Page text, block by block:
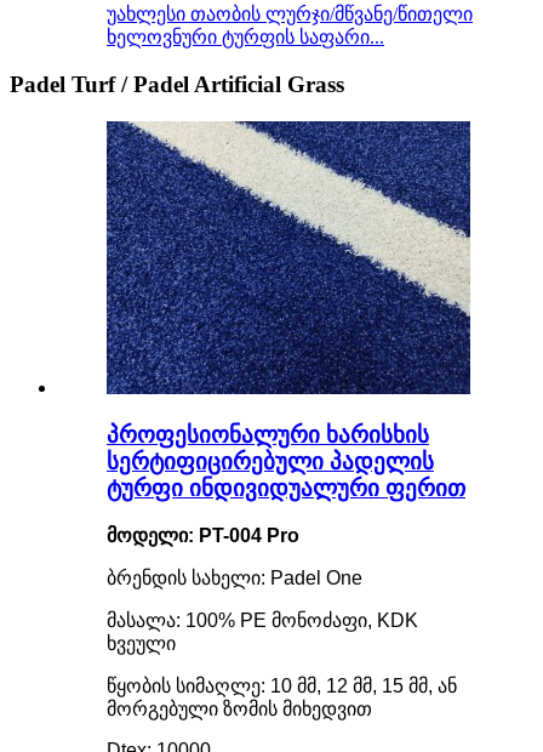
უახლესი თაობის ლურჯი/მწვანე/წითელი
ხელოვნური ტურფის საფარი...
Padel Turf / Padel Artificial Grass
პროფესიონალური ხარისხის
სერტიფიცირებული პადელის
ტურფი ინდივიდუალური ფერით
მოდელი: PT-004 Pro
ბრენდის სახელი: Padel One
მასალა: 100% PE მონოძაფი, KDK
ხვეული
წყობის სიმაღლე: 10 მმ, 12 მმ, 15 მმ, ან
მორგებული ზომის მიხედვით